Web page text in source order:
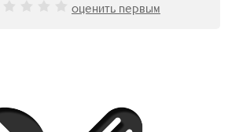
оценить первым